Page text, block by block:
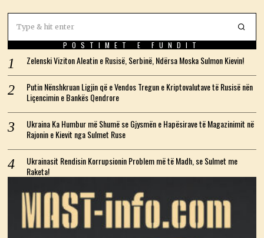
POSTIMET E FUNDIT
Zelenski Viziton Aleatin e Rusisë, Serbinë, Ndërsa Moska Sulmon Kievin!
Putin Nënshkruan Ligjin që e Vendos Tregun e Kriptovalutave të Rusisë nën
Liçencimin e Bankës Qendrore
Ukraina Ka Humbur më Shumë se Gjysmën e Hapësirave të Magazinimit në
Rajonin e Kievit nga Sulmet Ruse
Ukrainasit Rendisin Korrupsionin Problem më të Madh, se Sulmet me
Raketa!